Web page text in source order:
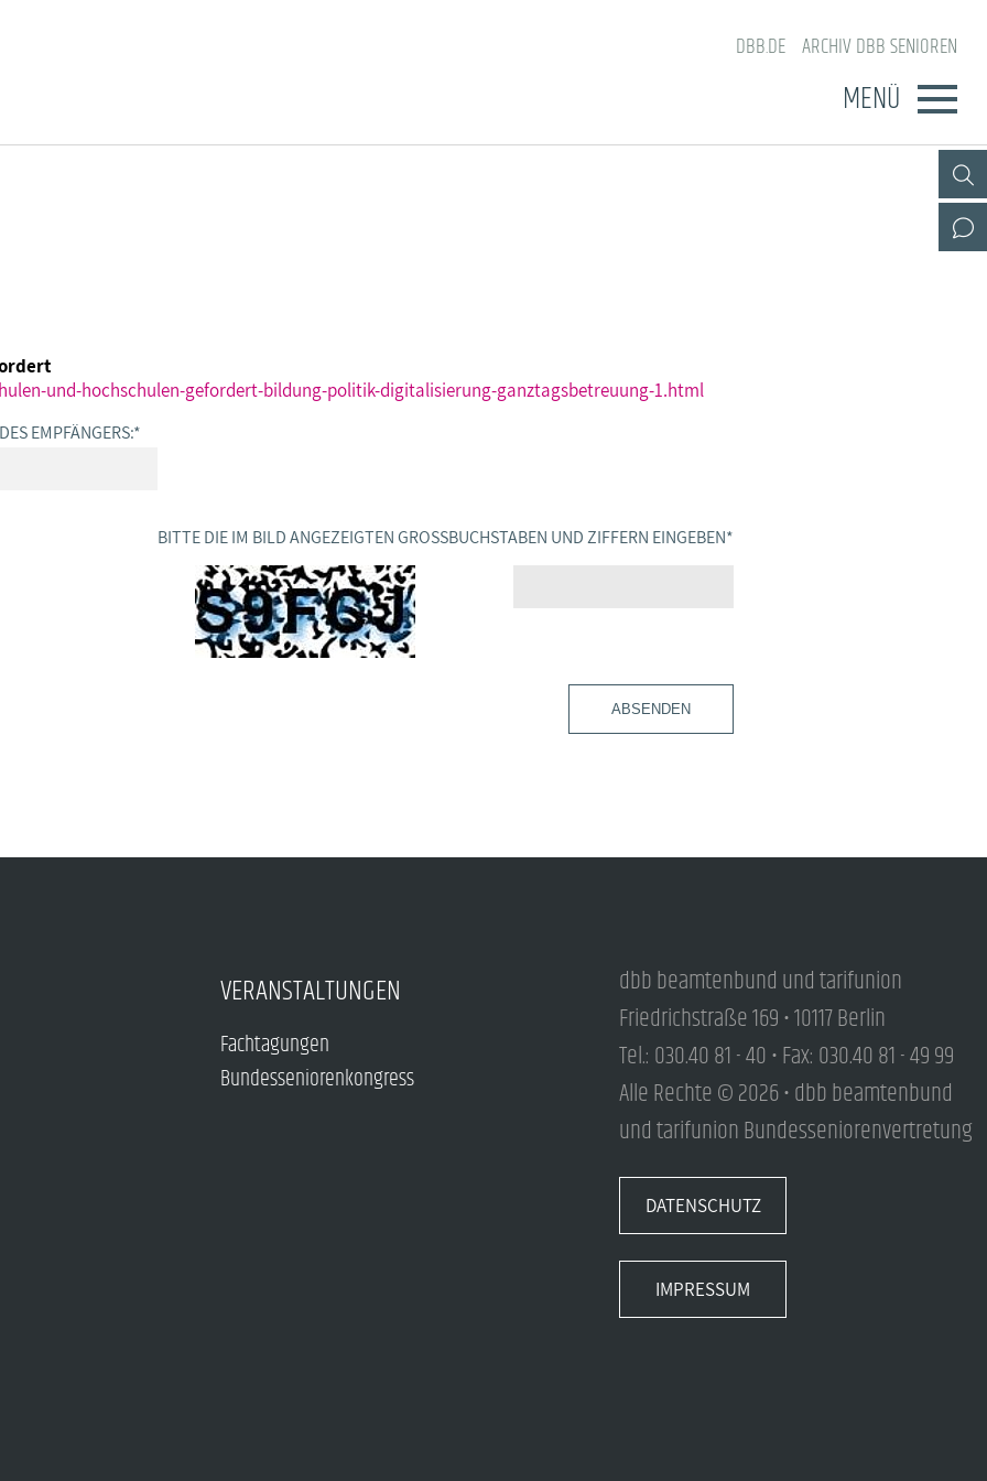
DBB.DE ARCHIV DBB SENIOREN
MENÜ
Geschäftsführung
Bundesseniorenkongress
und-hochschulen-gefordert-bildung-politik-digitalisierung-ganztagsbetreuung-1.html
EMPFÄNGERS:*
BITTE DIE IM BILD ANGEZEIGTEN GROSSBUCHSTABEN UND ZIFFERN EINGEBEN *
ABSENDEN
VERANSTALTUNGEN
Fachtagungen
Bundesseniorenkongress
dbb beamtenbund und tarifunion
Friedrichstraße 169 • 10117 Berlin
Tel.: 030.40 81 - 40 • Fax: 030.40 81 - 49 99
Alle Rechte © 2026 • dbb beamtenbund
und tarifunion Bundesseniorenvertretung
DATENSCHUTZ
IMPRESSUM